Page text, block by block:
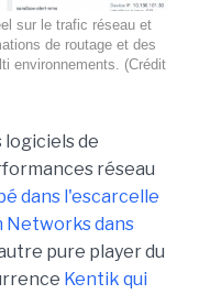
sur le trafic réseau et
de routage et des
environnements. (Crédit
de
réseau
dans l'escarcelle
Networks dans
pure player du
Kentik qui